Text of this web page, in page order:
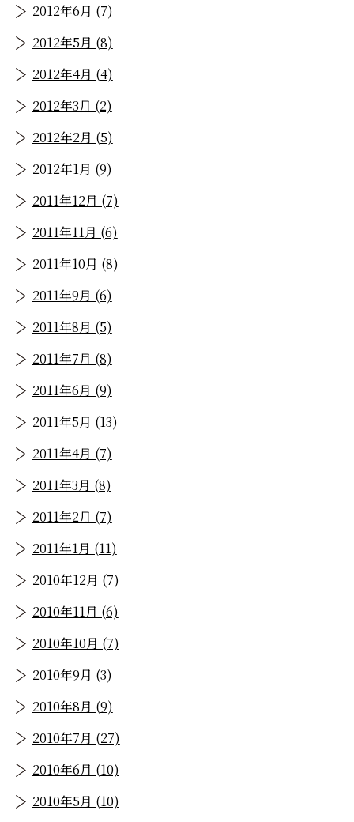
2012年6月 (7)
2012年5月 (8)
2012年4月 (4)
2012年3月 (2)
2012年2月 (5)
2012年1月 (9)
2011年12月 (7)
2011年11月 (6)
2011年10月 (8)
2011年9月 (6)
2011年8月 (5)
2011年7月 (8)
2011年6月 (9)
2011年5月 (13)
2011年4月 (7)
2011年3月 (8)
2011年2月 (7)
2011年1月 (11)
2010年12月 (7)
2010年11月 (6)
2010年10月 (7)
2010年9月 (3)
2010年8月 (9)
2010年7月 (27)
2010年6月 (10)
2010年5月 (10)